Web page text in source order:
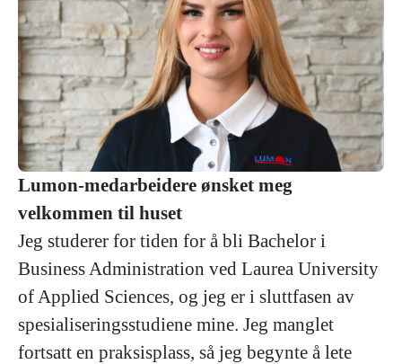
Lumon-medarbeidere ønsket meg
velkommen til huset
Jeg studerer for tiden for å bli Bachelor i
Business Administration ved Laurea University
of Applied Sciences, og jeg er i sluttfasen av
spesialiseringsstudiene mine. Jeg manglet
fortsatt en praksisplass, så jeg begynte å lete